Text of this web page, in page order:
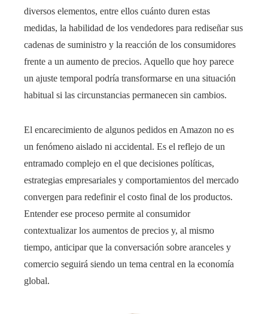
diversos elementos, entre ellos cuánto duren estas
medidas, la habilidad de los vendedores para rediseñar sus
cadenas de suministro y la reacción de los consumidores
frente a un aumento de precios. Aquello que hoy parece
un ajuste temporal podría transformarse en una situación
habitual si las circunstancias permanecen sin cambios.
El encarecimiento de algunos pedidos en Amazon no es
un fenómeno aislado ni accidental. Es el reflejo de un
entramado complejo en el que decisiones políticas,
estrategias empresariales y comportamientos del mercado
convergen para redefinir el costo final de los productos.
Entender ese proceso permite al consumidor
contextualizar los aumentos de precios y, al mismo
tiempo, anticipar que la conversación sobre aranceles y
comercio seguirá siendo un tema central en la economía
global.